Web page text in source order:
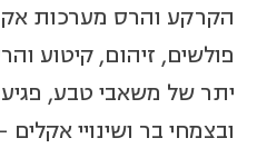
הקרקע והרס מערכות
פולשים, זיהום, קיטוע
יתר של משאבי טבע,
ובצמחי בר ושינויי